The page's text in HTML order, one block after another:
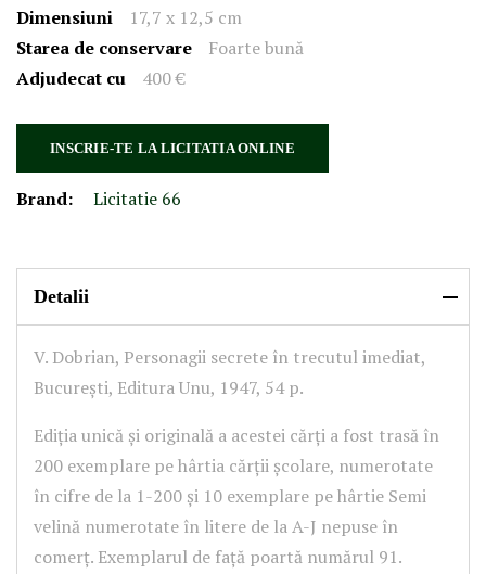
Dimensiuni
17,7 x 12,5 cm
Starea de conservare
Foarte bună
Adjudecat cu
400 €
INSCRIE-TE LA LICITATIA ONLINE
Brand: Licitatie 66
Detalii
V. Dobrian, Personagii secrete în trecutul imediat,
București, Editura Unu, 1947, 54 p.
Ediția unică și originală a acestei cărți a fost trasă în
200 exemplare pe hârtia cărții școlare, numerotate
în cifre de la 1-200 și 10 exemplare pe hârtie Semi
velină numerotate în litere de la A-J nepuse în
comerț. Exemplarul de față poartă numărul 91.